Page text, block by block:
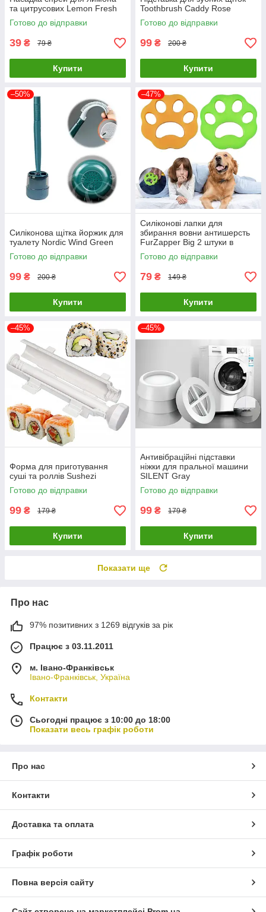
та цитрусових Lemon Fresh
Готово до відправки
39 ₴ 79 ₴
Купити
Toothbrush Caddy Rose
Готово до відправки
99 ₴ 200 ₴
Купити
–50%
Силіконова щітка йоржик для
туалету Nordic Wind Green
Готово до відправки
99 ₴ 200 ₴
Купити
–47%
Силіконові лапки для
збирання вовни антишерсть
FurZapper Big 2 штуки в
комплекті 95 мм
Готово до відправки
79 ₴ 149 ₴
Купити
–45%
Форма для приготування
суші та роллів Sushezi
Готово до відправки
99 ₴ 179 ₴
Купити
–45%
Антивібраційні підставки
ніжки для пральної машини
SILENT Gray
Готово до відправки
99 ₴ 179 ₴
Купити
Показати ще
Про нас
97% позитивних з 1269 відгуків за рік
Працює з 03.11.2011
м. Івано-Франківськ
Івано-Франківськ, Україна
Контакти
Сьогодні працює з 10:00 до 18:00
Показати весь графік роботи
Про нас
Контакти
Доставка та оплата
Графік роботи
Повна версія сайту